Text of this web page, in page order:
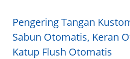
Pengering Tangan
Sabun Otomatis, Keran
Katup Flush Otomatis